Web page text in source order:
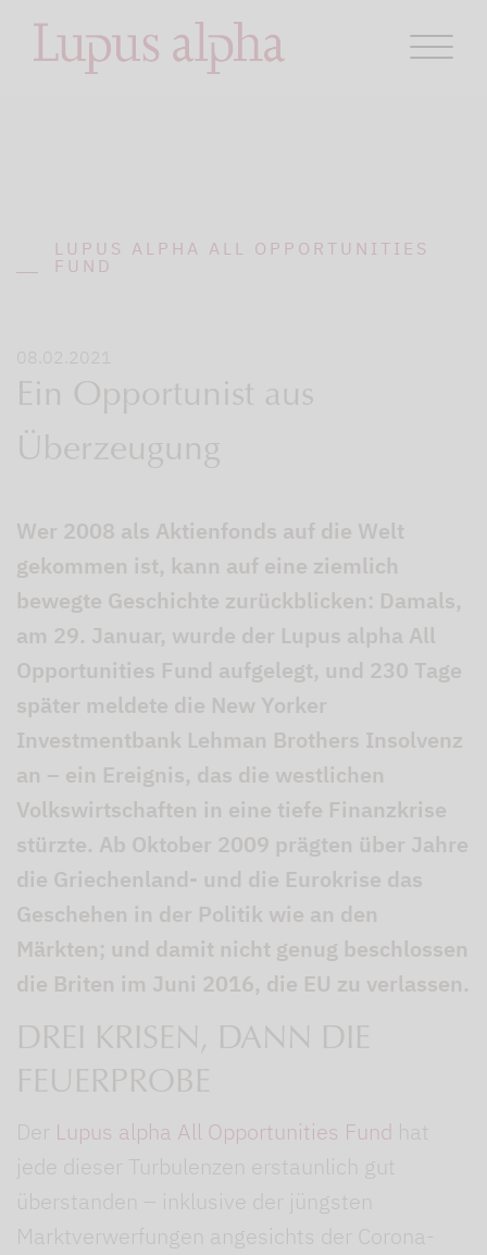
LUPUS ALPHA ALL OPPORTUNITIES
FUND
08.02.2021
Ein Opportunist aus
Überzeugung
Wer 2008 als Aktienfonds auf die Welt
gekommen ist, kann auf eine ziemlich
bewegte Geschichte zurückblicken: Damals,
am 29. Januar, wurde der Lupus alpha All
Opportunities Fund aufgelegt, und 230 Tage
später meldete die New Yorker
Investmentbank Lehman Brothers Insolvenz
an – ein Ereignis, das die westlichen
Volkswirtschaften in eine tiefe Finanzkrise
stürzte. Ab Oktober 2009 prägten über Jahre
die Griechenland- und die Eurokrise das
Geschehen in der Politik wie an den
Märkten; und damit nicht genug beschlossen
die Briten im Juni 2016, die EU zu verlassen.
DREI KRISEN, DANN DIE
FEUERPROBE
Der Lupus alpha All Opportunities Fund hat
jede dieser Turbulenzen erstaunlich gut
überstanden – inklusive der jüngsten
Marktverwerfungen angesichts der Corona-